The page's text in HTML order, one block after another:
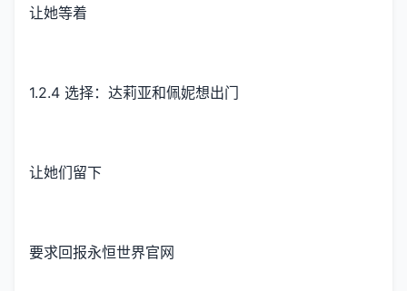
让她等着
1.2.4 选择：达莉亚和佩妮想出门
让她们留下
要求回报永恒世界官网